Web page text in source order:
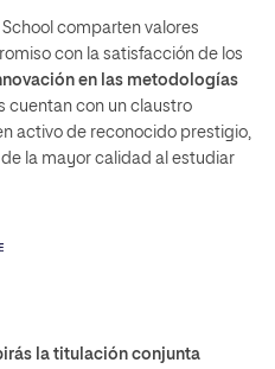
comparten valores
con la satisfacción de los
en las metodologías
cuentan con un claustro
activo de reconocido prestigio,
la mayor calidad al estudiar
la titulación conjunta